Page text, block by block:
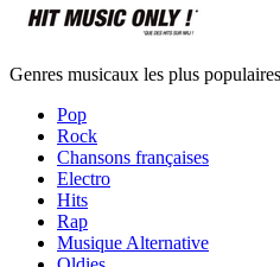
Genres musicaux les plus populaires
Pop
Rock
Chansons françaises
Electro
Hits
Rap
Musique Alternative